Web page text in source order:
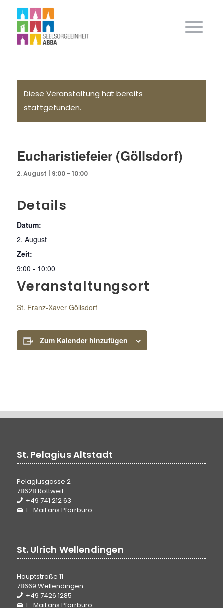
Diese Veranstaltung hat bereits
stattgefunden.
Eucharistiefeier (Göllsdorf)
2. August | 9:00- 10:00
Details
Datum:
2. August
Zeit:
9:00 - 10:00
Veranstaltungsort
St. Franz-Xaver Göllsdorf
Zum Kalender hinzufügen
St. Pelagius Altstadt
Pelagiusgasse 2
78628 Rottweil
+49 741 212 63
E-Mail ans Pfarrbüro
St. Ulrich Wellendingen
Hauptstraße 11
78669 Wellendingen
+49 7426 1285
E-Mail ans Pfarrbüro